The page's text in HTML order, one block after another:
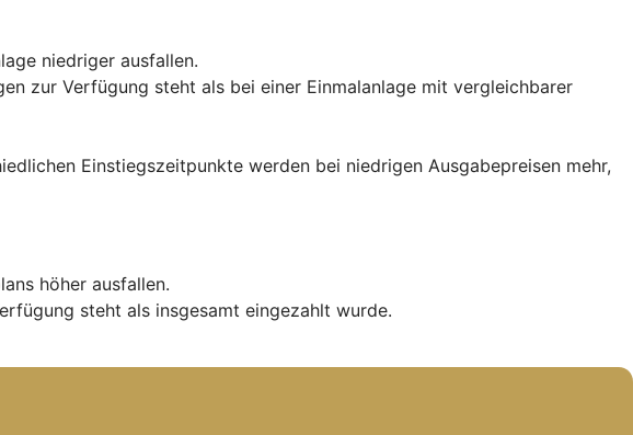
niedriger ausfallen.
zur Verfügung steht als bei einer Einmalanlage mit vergleichbarer
Einstiegszeitpunkte werden bei niedrigen Ausgabepreisen mehr,
höher ausfallen.
steht als insgesamt eingezahlt wurde.